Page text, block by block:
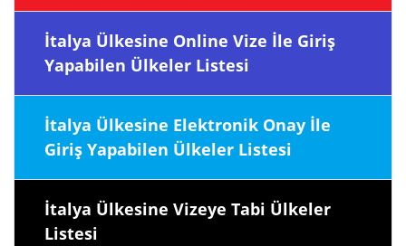
İtalya Ülkesine Online Vize İle Giriş
Yapabilen Ülkeler Listesi
İtalya Ülkesine Elektronik Onay İle
Giriş Yapabilen Ülkeler Listesi
İtalya Ülkesine Vizeye Tabi Ülkeler
Listesi